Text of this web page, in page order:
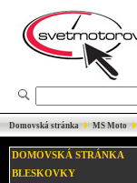
Domovská stránka MS Moto
DOMOVSKÁ STRÁNKA
BLESKOVKY